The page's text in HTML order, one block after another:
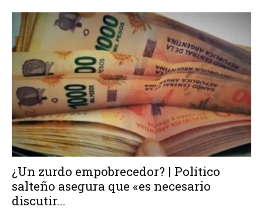
¿Un zurdo empobrecedor? | Político
salteño asegura que «es necesario
discutir...